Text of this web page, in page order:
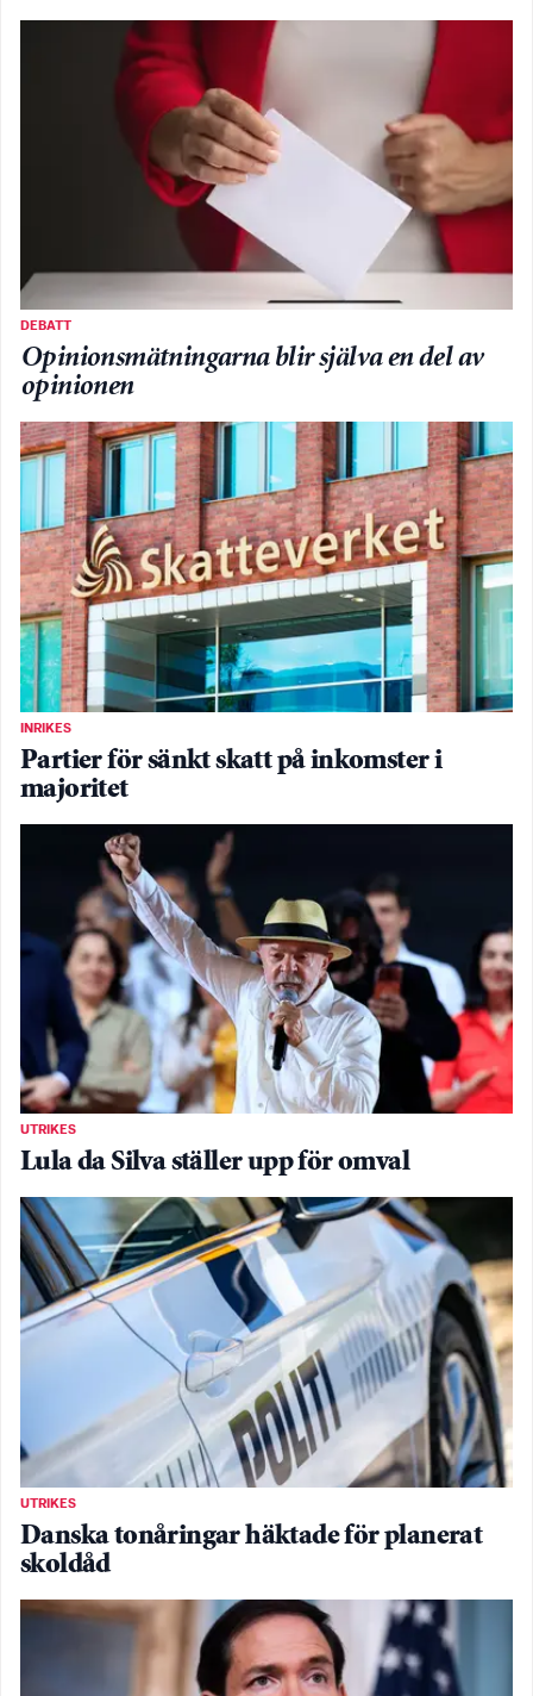
DEBATT
Opinionsmätningarna blir själva en del av
opinionen
INRIKES
Partier för sänkt skatt på inkomster i
majoritet
UTRIKES
Lula da Silva ställer upp för omval
UTRIKES
Danska tonåringar häktade för planerat
skoldåd